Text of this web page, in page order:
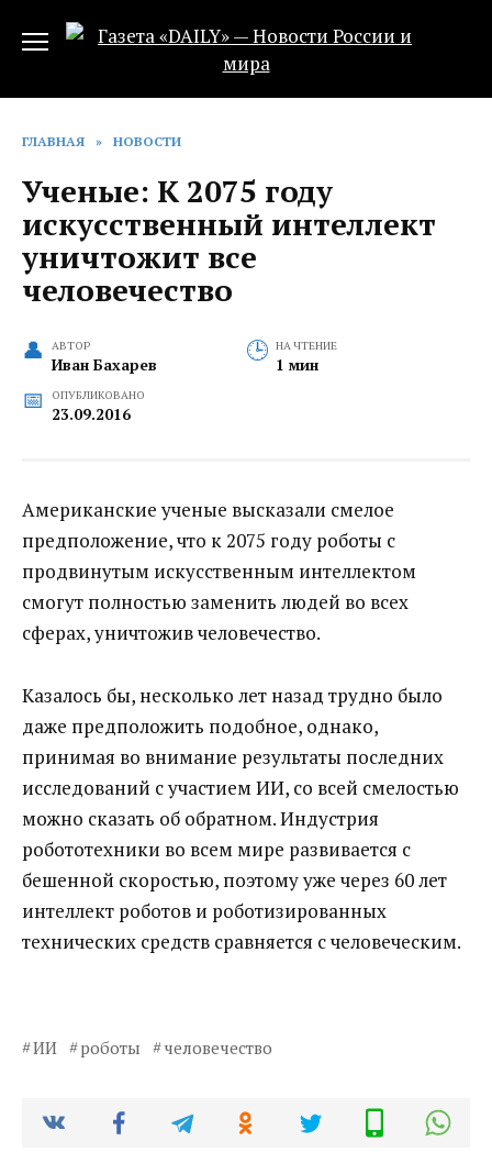
ГЛАВНАЯ » НОВОСТИ
Ученые: К 2075 году
искусственный интеллект
уничтожит все
человечество
АВТОР
Иван Бахарев
НА ЧТЕНИЕ
1 мин
ОПУБЛИКОВАНО
23.09.2016
Американские ученые высказали смелое
предположение, что к 2075 году роботы с
продвинутым искусственным интеллектом
смогут полностью заменить людей во всех
сферах, уничтожив человечество.
Казалось бы, несколько лет назад трудно было
даже предположить подобное, однако,
принимая во внимание результаты последних
исследований с участием ИИ, со всей смелостью
можно сказать об обратном. Индустрия
робототехники во всем мире развивается с
бешенной скоростью, поэтому уже через 60 лет
интеллект роботов и роботизированных
технических средств сравняется с человеческим.
ИИ роботы человечество